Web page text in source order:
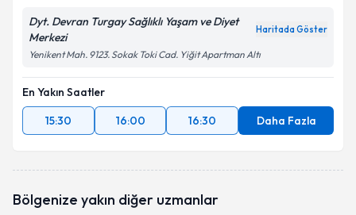
Dyt. Devran Turgay Sağlıklı Yaşam ve Diyet
Merkezi
Haritada Göster
Yenikent Mah. 9123. Sokak Toki Cad. Yiğit Apartman Altı
En Yakın Saatler
15:30
16:00 16:30 Daha Fazla
Bölgenize yakın diğer uzmanlar